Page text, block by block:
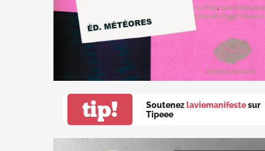
tip! Soutenez laviemanifestesur
Tipeee